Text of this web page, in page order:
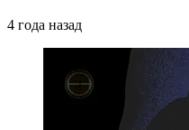
4 года назад